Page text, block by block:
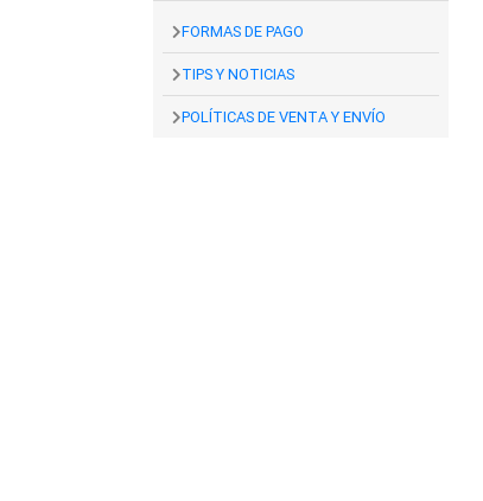
FORMAS DE PAGO
TIPS Y NOTICIAS
POLÍTICAS DE VENTA Y ENVÍO